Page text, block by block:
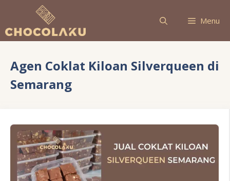
Langsung
isi
Menu
Agen Coklat Kiloan Silverqueen di
Semarang